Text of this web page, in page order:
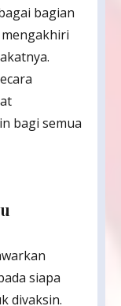
bagian
bagi semua
siapa
divaksin.